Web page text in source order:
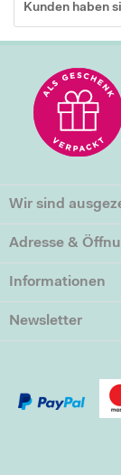
Kunden haben
Wir sind
Adresse &
Informationen
Newsletter